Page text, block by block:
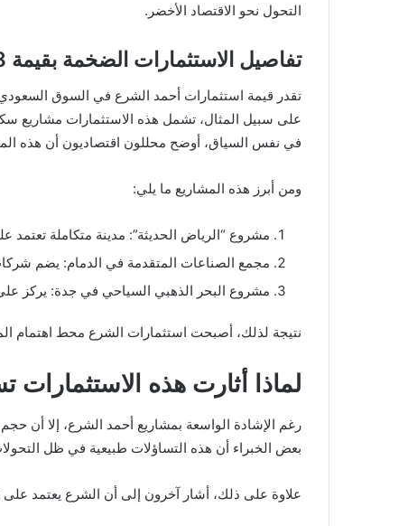
التحول نحو الاقتصاد الأخضر.
تفاصيل الاستثمارات الضخمة بقيمة 28 مليار دولار :
تقدر قيمة استثمارات أحمد الشرع في السوق السعودي بنحو 28 مليار دولار أمريكي، موزعة على عدة
على سبيل المثال، تشمل هذه الاستثمارات مشاريع
في نفس السياق، أوضح محللون اقتصاديون أن هذه
ومن أبرز هذه المشاريع ما يلي:
مشروع “الرياض الحديثة”: مدينة متكاملة تعتمد
مجمع الصناعات المتقدمة في الدمام: يضم
مشروع البحر الذهبي السياحي في جدة: يركز على
نتيجة لذلك، أصبحت استثمارات الشرع محط اهتمام
لماذا أثارت هذه الاستثمارات
رغم الإشادة الواسعة بمشاريع أحمد الشرع، إلا أن
بعض الخبراء أن هذه التساؤلات طبيعية في ظل
علاوة على ذلك، أشار آخرون إلى أن الشرع يعتمد